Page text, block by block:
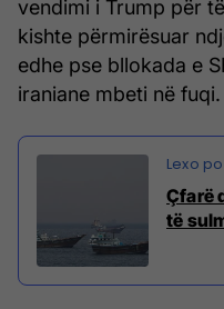
vendimi i Trump për
kishte përmirësuar
edhe pse bllokada e
iraniane mbeti në fuqi.
Çfarë
të